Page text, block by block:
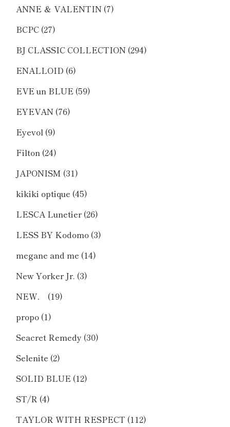
ANNE ＆ VALENTIN (7)
BCPC (27)
BJ CLASSIC COLLECTION (294)
ENALLOID (6)
EVE un BLUE (59)
EYEVAN (76)
Eyevol (9)
Filton (24)
JAPONISM (31)
kikiki optique (45)
LESCA Lunetier(26)
LESS BY Kodomo (3)
megane and me (14)
New Yorker Jr. (3)
NEW．
(19)
propo (1)
Seacret Remedy (30)
Selenite (2)
SOLID BLUE (12)
ST/R (4)
TAYLOR WITH RESPECT (112)